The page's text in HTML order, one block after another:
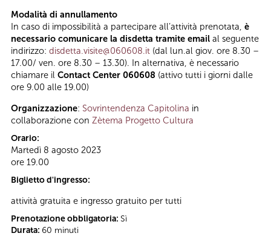
Modalità di annullamento
In caso di impossibilità a partecipare all’attività prenotata, è
necessario comunicare la disdetta tramite email al seguente
indirizzo: disdetta.visite@060608.it (dal lun.al giov. ore 8.30 –
17.00/ ven. ore 8.30 – 13.30). In alternativa, è necessario
chiamare il Contact Center 060608 (attivo tutti i giorni dalle
ore 9.00 alle 19.00)
Organizzazione: Sovrintendenza Capitolina in
collaborazione con Zètema Progetto Cultura
Orario:
Martedì 8 agosto 2023
ore 19.00
Biglietto d'ingresso:
attività gratuita e ingresso gratuito per tutti
Prenotazione obbligatoria: Sì
Durata: 60 minuti